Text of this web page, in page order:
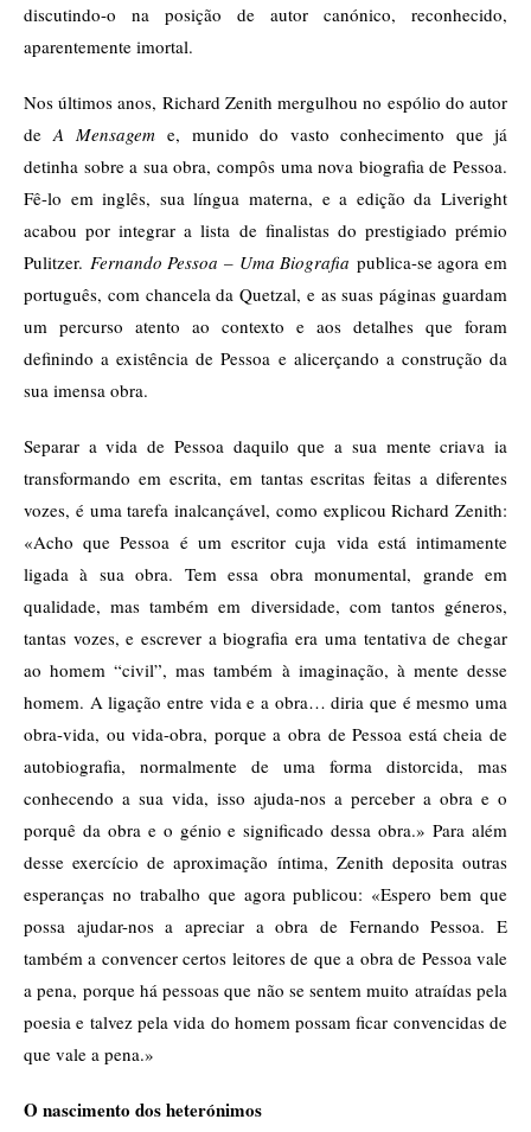
discutindo-o na posição de autor canónico, reconhecido,
aparentemente imortal.
Nos últimos anos, Richard Zenith mergulhou no espólio do autor
deA Mensageme, munido do vasto conhecimento que já
detinha sobre a sua obra, compôs uma nova biografia de Pessoa.
Fê-lo em inglês, sua língua materna, e a edição da Liveright
acabou por integrar a lista de finalistas do prestigiado prémio
Pulitzer. Fernando Pessoa – Uma Biografia publica-se agora em
português, com chancela da Quetzal, e as suas páginas guardam
um percurso atento ao contexto e aos detalhes que foram
definindo a existência de Pessoa e alicerçando a construção da
sua imensa obra.
Separar a vida de Pessoa daquilo que a sua mente criava ia
transformando em escrita, em tantas escritas feitas a diferentes
vozes, é uma tarefa inalcançável, como explicou Richard Zenith:
«Acho que Pessoa é um escritor cuja vida está intimamente
ligada à sua obra. Tem essa obra monumental, grande em
qualidade, mas também em diversidade, com tantos géneros,
tantas vozes, e escrever a biografia era uma tentativa de chegar
ao homem “civil”, mas também à imaginação, à mente desse
homem. A ligação entre vida e a obra… diria que é mesmo uma
obra-vida, ou vida-obra, porque a obra de Pessoa está cheia de
autobiografia, normalmente de uma forma distorcida, mas
conhecendo a sua vida, isso ajuda-nos a perceber a obra e o
porquê da obra e o génio e significado dessa obra.» Para além
desse exercício de aproximação íntima, Zenith deposita outras
esperanças no trabalho que agora publicou: «Espero bem que
possa ajudar-nos a apreciar a obra de Fernando Pessoa. E
também a convencer certos leitores de que a obra de Pessoa vale
a pena, porque há pessoas que não se sentem muito atraídas pela
poesia e talvez pela vida do homem possam ficar convencidas de
que vale a pena.»
O nascimento dos heterónimos